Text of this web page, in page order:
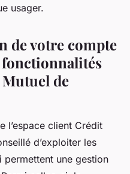
usager.
de votre compte
fonctionnalités
de
l’espace client Crédit
d’exploiter les
une gestion